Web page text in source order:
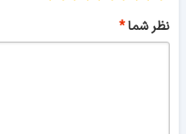
نظر شما